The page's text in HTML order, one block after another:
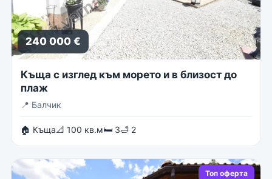
240 000 €
Къща с изглед към морето и в близост до
плаж
📍 Балчик
🏠 Къща📐 100 кв.м🛏 3🛁 2
Топ оферта